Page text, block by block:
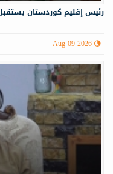
رئيس إقليم كوردستان
Aug 09 2026